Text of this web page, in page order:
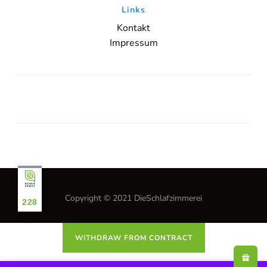
Links
Kontakt
Impressum
Copyright © 2021 DieSchlafzimmerei
WITHDRAW FROM CONTRACT
228